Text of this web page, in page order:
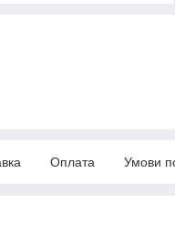
Оплата Умови